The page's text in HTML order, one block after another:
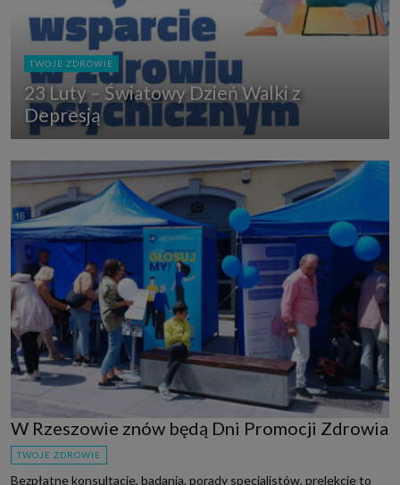
TWOJE ZDROWIE
23 Luty – Światowy Dzień Walki z
Depresją
W Rzeszowie znów będą Dni Promocji Zdrowia
TWOJE ZDROWIE
Bezpłatne konsultacje, badania, porady specjalistów, prelekcje to